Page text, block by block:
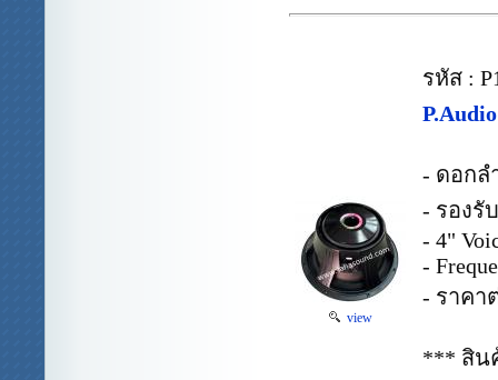
view
รหัส :
- ดอกล
- รองรั
- 4"
-
- ราคา
*** สิน